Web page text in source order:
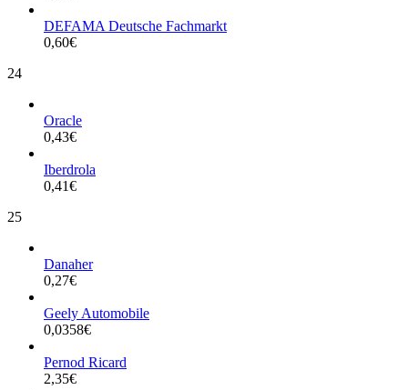
DEFAMA Deutsche Fachmarkt
0,60€
24
Oracle
0,43€
Iberdrola
0,41€
25
Danaher
0,27€
Geely Automobile
0,0358€
Pernod Ricard
2,35€